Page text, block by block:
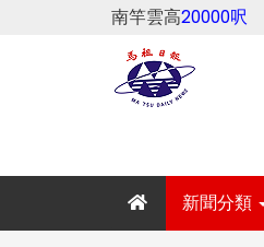
南竿雲高20000呎
新聞分類